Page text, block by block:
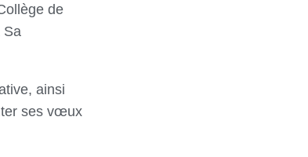
de
Sa
ainsi
ses vœux